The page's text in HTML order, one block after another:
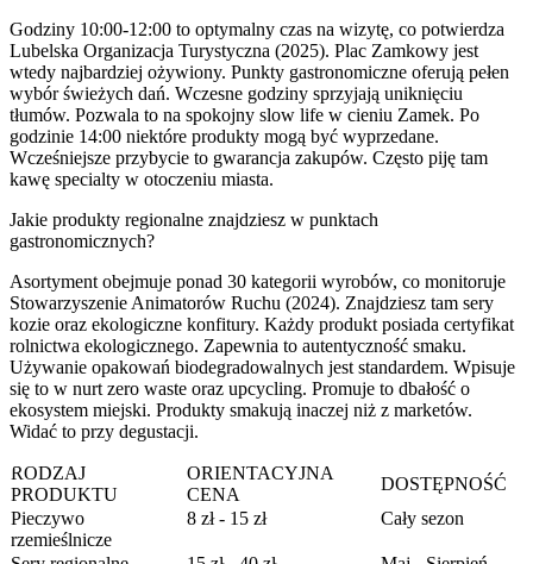
Godziny 10:00-12:00 to optymalny czas na wizytę, co potwierdza
Lubelska Organizacja Turystyczna (2025). Plac Zamkowy jest
wtedy najbardziej ożywiony. Punkty gastronomiczne oferują pełen
wybór świeżych dań. Wczesne godziny sprzyjają uniknięciu
tłumów. Pozwala to na spokojny slow life w cieniu Zamek. Po
godzinie 14:00 niektóre produkty mogą być wyprzedane.
Wcześniejsze przybycie to gwarancja zakupów. Często piję tam
kawę specialty w otoczeniu miasta.
Jakie produkty regionalne znajdziesz w punktach
gastronomicznych?
Asortyment obejmuje ponad 30 kategorii wyrobów, co monitoruje
Stowarzyszenie Animatorów Ruchu (2024). Znajdziesz tam sery
kozie oraz ekologiczne konfitury. Każdy produkt posiada certyfikat
rolnictwa ekologicznego. Zapewnia to autentyczność smaku.
Używanie opakowań biodegradowalnych jest standardem. Wpisuje
się to w nurt zero waste oraz upcycling. Promuje to dbałość o
ekosystem miejski. Produkty smakują inaczej niż z marketów.
Widać to przy degustacji.
RODZAJ
PRODUKTU
ORIENTACYJNA
CENA
DOSTĘPNOŚĆ
Pieczywo
rzemieślnicze
8 zł - 15 zł Cały sezon